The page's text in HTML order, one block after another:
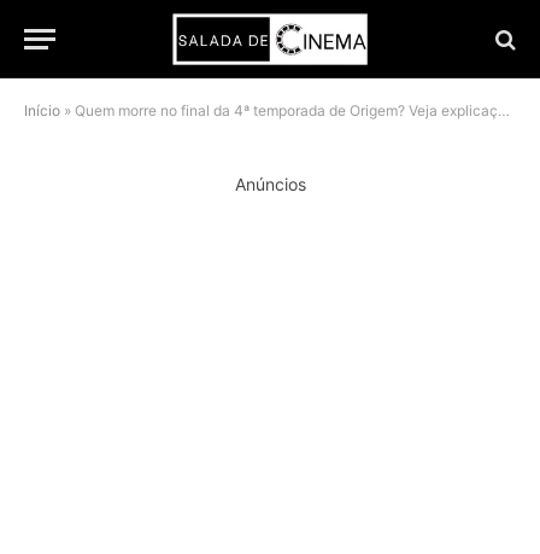
Início » Quem morre no final da 4ª temporada de Origem? Veja explicação completa
Anúncios